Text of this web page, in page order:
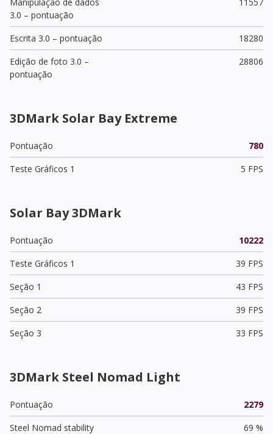
3.0 – pontuação
Escrita 3.0 – pontuação
18280
Edição de foto 3.0 –
pontuação
28806
3DMark Solar Bay Extreme
Pontuação
780
Teste Gráficos 1
5 FPS
Solar Bay 3DMark
Pontuação
10222
Teste Gráficos 1
39 FPS
Seção 1
43 FPS
Seção 2
39 FPS
Seção 3
33 FPS
3DMark Steel Nomad Light
Pontuação
2279
Steel Nomad stability
69 %